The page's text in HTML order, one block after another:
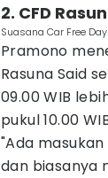
2. CFD
Suasana Car Free
Pramono
Rasuna Said
09.00 WIB
pukul 10.00
"Ada
dan biasanya